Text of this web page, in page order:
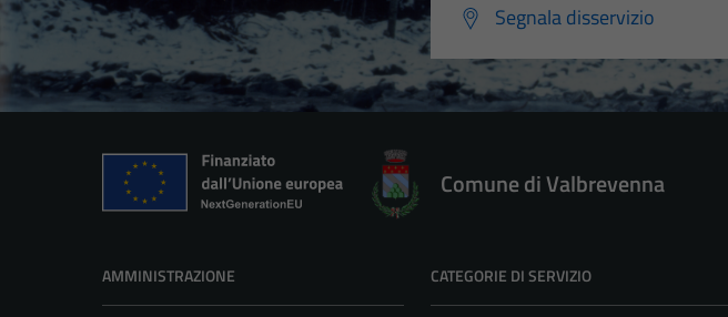
Segnala disservizio
Comune di Valbrevenna
AMMINISTRAZIONE CATEGORIE DI SERVIZIO